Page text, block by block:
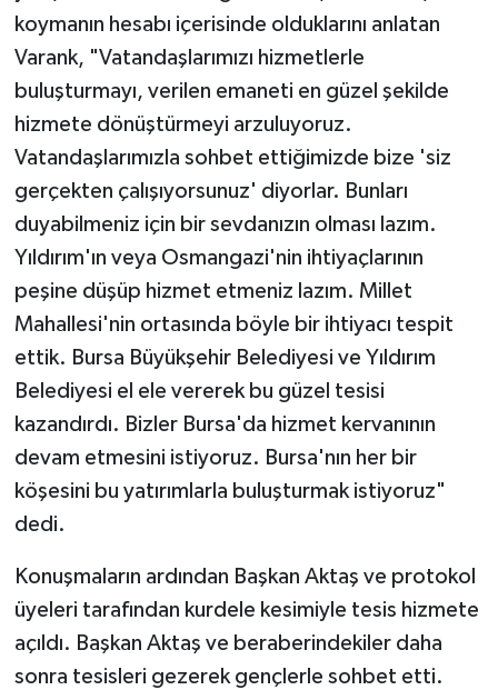
koymanın hesabı içerisinde olduklarını anlatan
Varank, "Vatandaşlarımızı hizmetlerle
buluşturmayı, verilen emaneti en güzel şekilde
hizmete dönüştürmeyi arzuluyoruz.
Vatandaşlarımızla sohbet ettiğimizde bize 'siz
gerçekten çalışıyorsunuz' diyorlar. Bunları
duyabilmeniz için bir sevdanızın olması lazım.
Yıldırım'ın veya Osmangazi'nin ihtiyaçlarının
peşine düşüp hizmet etmeniz lazım. Millet
Mahallesi'nin ortasında böyle bir ihtiyacı tespit
ettik. Bursa Büyükşehir Belediyesi ve Yıldırım
Belediyesi el ele vererek bu güzel tesisi
kazandırdı. Bizler Bursa'da hizmet kervanının
devam etmesini istiyoruz. Bursa'nın her bir
köşesini bu yatırımlarla buluşturmak istiyoruz"
dedi.
Konuşmaların ardından Başkan Aktaş ve protokol
üyeleri tarafından kurdele kesimiyle tesis hizmete
açıldı. Başkan Aktaş ve beraberindekiler daha
sonra tesisleri gezerek gençlerle sohbet etti.